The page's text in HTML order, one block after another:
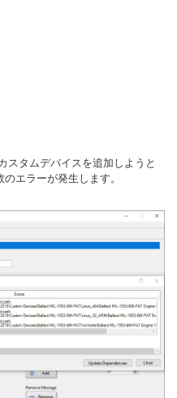
スタムデバイスを追加しようと
エラーが発生します。